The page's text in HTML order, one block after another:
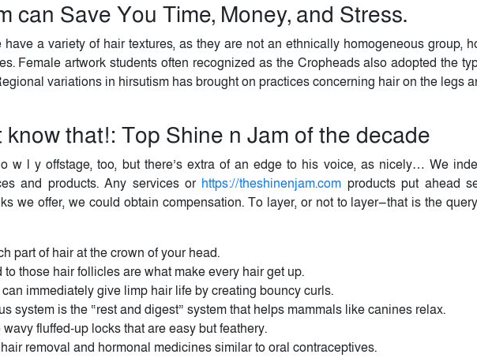
can Save You Time, Money, and Stress.
a variety of hair textures, as they are not an ethnically homogeneous group,
Female artwork students often recognized as the Cropheads also adopted the
variations in hirsutism has brought on practices concerning hair on the legs
that!: Top Shine n Jam of the decade
w l y offstage, too, but there’s extra of an edge to his voice, as nicely… We
and products. Any services or https://theshinenjam.com products put ahead
we offer, we could obtain compensation. To layer, or not to layer—that is the
part of hair at the crown of your head.
those hair follicles are what make every hair get up.
immediately give limp hair life by creating bouncy curls.
system is the “rest and digest” system that helps mammals like canines relax.
fluffed-up locks that are easy but feathery.
removal and hormonal medicines similar to oral contraceptives.